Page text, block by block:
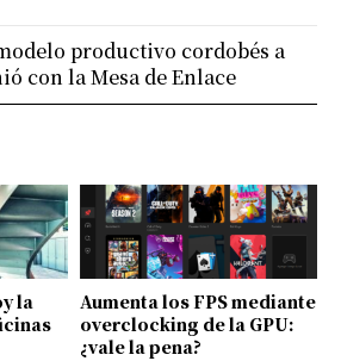
la
Aumenta los FPS mediante
overclocking de la GPU:
¿vale la pena?
productivo cordobés a
con la Mesa de Enlace